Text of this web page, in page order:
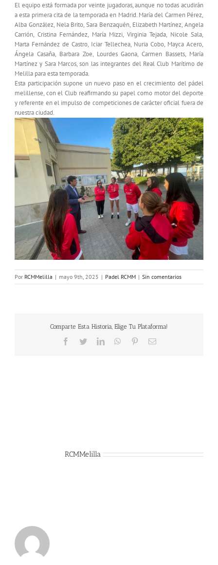
El equipo está formada por veinte jugadoras, aunque no todas acudirán
a esta primera cita de la temporada en Madrid. María del Carmen Pérez,
Alba González, Nela Brito, Sara Benzaquén, Elizabeth Martínez, Angela
Carrión, Cristina Fernández, María Mizzi, Virginia Tejada, Nicole Sala,
Marta Fernández de Castro, Iciar Tellechea, Nuria Cobo, Mayca Acero,
Ángela Casaña, Barbara Zoe, Lourdes Gaona, Carmen Bassets, María
Martínez y Sara Marcos, son las integrantes del Real Club Marítimo de
Melilla para esta temporada.
Esta participación supone un nuevo paso en el crecimiento del pádel
melillense, con el Club reafirmando su papel como motor del deporte
y referente en el impulso de competiciones de carácter oficial fuera de
nuestra ciudad.
Por RCMMelilla | mayo 9th, 2025 | Padel RCMM | Sin comentarios
Comparte Esta Historia, Elige Tu Plataforma!
Facebook
TwitterLinkedInWhatsApp
PinterestCorreo
RCMMelilla